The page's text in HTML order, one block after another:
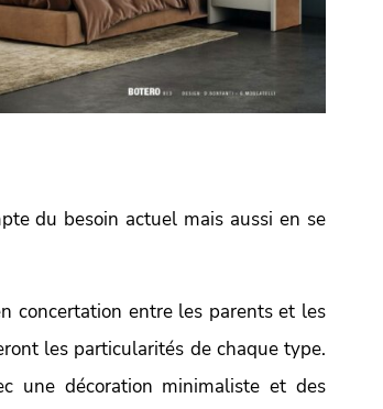
du besoin actuel mais aussi en se
concertation entre les parents et les
les particularités de chaque type.
une décoration minimaliste et des